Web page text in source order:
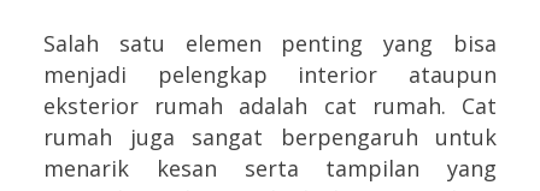
Salah satu elemen penting yang bisa
menjadi pelengkap interior ataupun
eksterior rumah adalah cat rumah. Cat
rumah juga sangat berpengaruh untuk
menarik kesan serta tampilan yang